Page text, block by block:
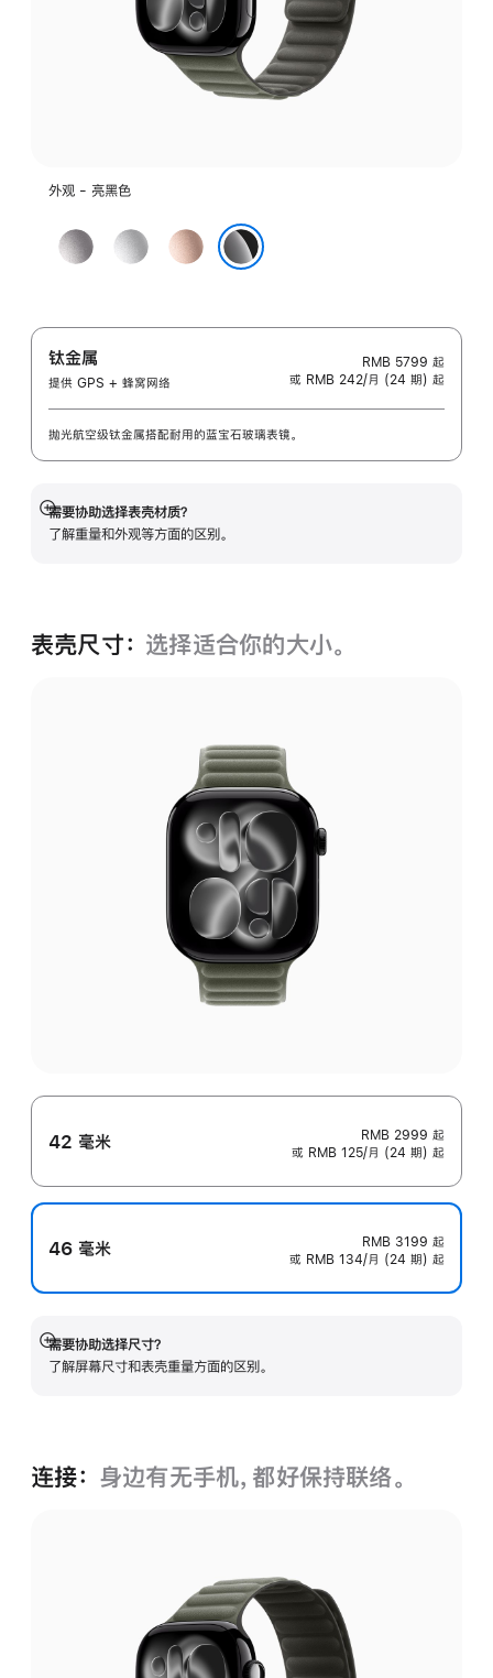
外观 - 亮黑色
深
空
色
银
玫
瑰
色
钛金属
提供 GPS + 蜂窝网络
RMB 5799 起
或 RMB 242/月 (24 期) 起
抛光航空级钛金属搭配耐用的蓝宝石玻璃表镜。
需要协助选择表壳材质？
了解重量和外观等方面的区别。
展
开
表壳尺寸： 选择适合你的大小。
42 毫米 RMB 2999 起
或 RMB 125/月 (24 期) 起
46 毫米 RMB 3199 起
或 RMB 134/月 (24 期) 起
需要协助选择尺寸？
了解屏幕尺寸和表壳重量方面的区别。
展
开
连接： 身边有无手机，都好保持联络。